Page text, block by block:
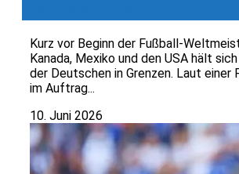
Kurz vor Beginn der Fußball-
Kanada, Mexiko und den USA hält
der Deutschen in Grenzen. Laut einer
im Auftrag...
10. Juni 2026